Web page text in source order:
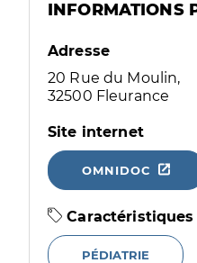
INFORMATIONS
Adresse
20 Rue du Moulin,
32500 Fleurance
Site internet
OMNIDOC
Caractéristiques
PÉDIATRIE